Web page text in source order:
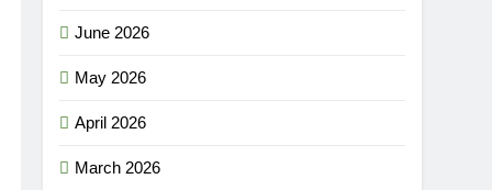
June 2026
May 2026
April 2026
March 2026